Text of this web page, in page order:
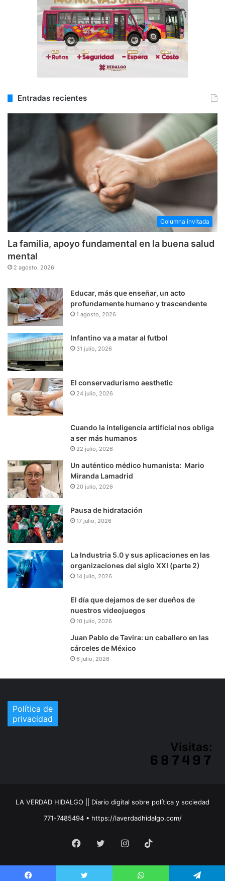
Entradas recientes
Columna invitada
La familia, apoyo fundamental en la buena salud
mental
2 agosto, 2026
Educar, más que enseñar, un acto
profundamente humano y trascendente
1 agosto, 2026
Infantino va a matar al futbol
31 julio, 2026
El conservadurismo aesthetic
24 julio, 2026
Cuando la inteligencia artificial nos obliga
a ser más humanos
22 julio, 2026
Un auténtico médico humanista: Mario
Miranda Lamadrid
20 julio, 2026
Pausa de hidratación
17 julio, 2026
La Industria 5.0 y sus aplicaciones en las
organizaciones del siglo XXI (parte 2)
14 julio, 2026
El día que dejamos de ser dueños de
nuestros videojuegos
10 julio, 2026
Juan Pablo de Tavira: un caballero en las
cárceles de México
6 julio, 2026
Política de
privacidad
Visitas:
LA VERDAD HIDALGO || Diario digital sobre política y sociedad
771-7485494 • https://laverdadhidalgo.com/
Facebook
TwitterInstagram